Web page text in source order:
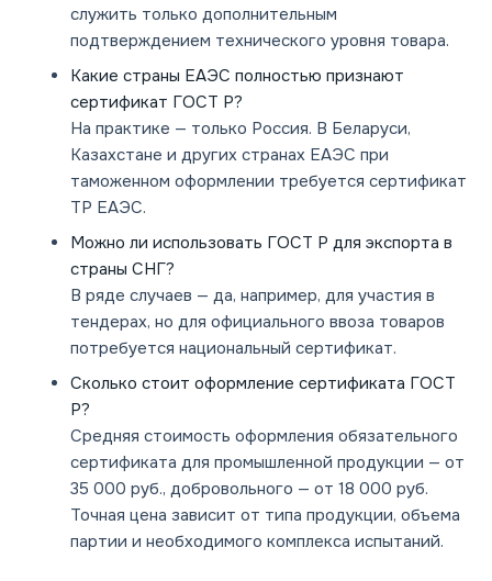
служить только дополнительным
подтверждением технического уровня товара.
Какие страны ЕАЭС полностью признают
сертификат ГОСТ Р?
На практике — только Россия. В Беларуси,
Казахстане и других странах ЕАЭС при
таможенном оформлении требуется сертификат
ТР ЕАЭС.
Можно ли использовать ГОСТ Р для экспорта в
страны СНГ?
В ряде случаев — да, например, для участия в
тендерах, но для официального ввоза товаров
потребуется национальный сертификат.
Сколько стоит оформление сертификата ГОСТ
Р?
Средняя стоимость оформления обязательного
сертификата для промышленной продукции — от
35 000 руб., добровольного — от 18 000 руб.
Точная цена зависит от типа продукции, объема
партии и необходимого комплекса испытаний.